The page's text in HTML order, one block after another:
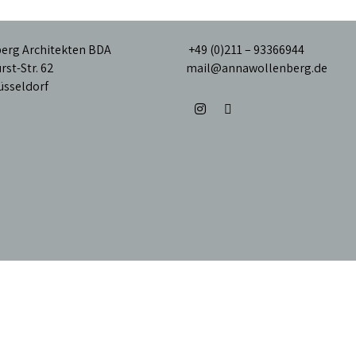
Architekten BDA
Str. 62
+49 (0)211 – 93366944
mail@annawollenberg.de